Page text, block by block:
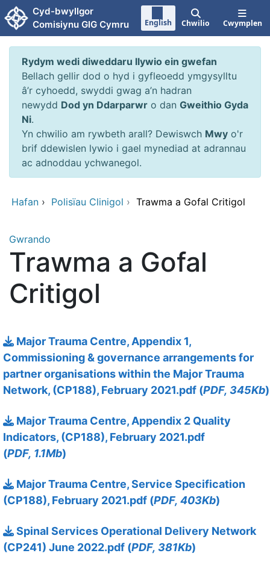
Neidio i'r prif gynnwy
Cyd-bwyllgor
Comisiynu GIG Cymru
English Chwilio Cwymplen
Rydym wedi diweddaru llywio ein gwefan
Bellach gellir dod o hyd i gyfleoedd ymgysylltu
â’r cyhoedd, swyddi gwag a’n hadran
newydd Dod yn Ddarparwr o dan Gweithio Gyda
Ni.
Yn chwilio am rywbeth arall? Dewiswch Mwy o'r
brif ddewislen lywio i gael mynediad at adrannau
ac adnoddau ychwanegol.
Hafan › Polisïau Clinigol › Trawma a Gofal Critigol
Gwrando
Trawma a Gofal
Critigol
Major Trauma Centre, Appendix 1,
Commissioning & governance arrangements for
partner organisations within the Major Trauma
Network, (CP188), February 2021.pdf (PDF, 345Kb)
Major Trauma Centre, Appendix 2 Quality
Indicators, (CP188), February 2021.pdf
(PDF, 1.1Mb)
Major Trauma Centre, Service Specification
(CP188), February 2021.pdf (PDF, 403Kb)
Spinal Services Operational Delivery Network
(CP241) June 2022.pdf (PDF, 381Kb)